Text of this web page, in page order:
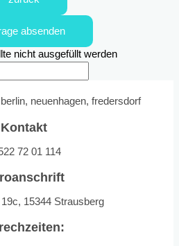
absenden
nicht ausgefüllt werden
Kontakt
72 01 114
15344 Strausberg